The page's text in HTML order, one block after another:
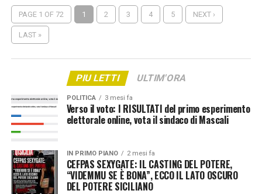
PAGE 1 OF 72 1 2 3 4 5 NEXT ›
LAST »
PIU LETTI ULTIM'ORA
POLITICA 3 mesi fa
Verso il voto: I RISULTATI del primo esperimento
elettorale online, vota il sindaco di Mascali
IN PRIMO PIANO 2 mesi fa
CEFPAS SEXYGATE: IL CASTING DEL POTERE,
“VIDEMMU SE È BONA”, ECCO IL LATO OSCURO
DEL POTERE SICILIANO